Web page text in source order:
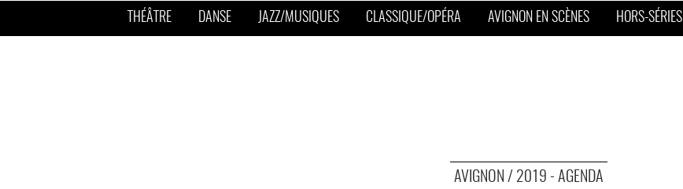
THÉÂTRE DANSE JAZZ/MUSIQUES CLASSIQUE/OPÉRA AVIGNON EN SCÈNES HORS-SÉRIES
AVIGNON / 2019 - AGENDA